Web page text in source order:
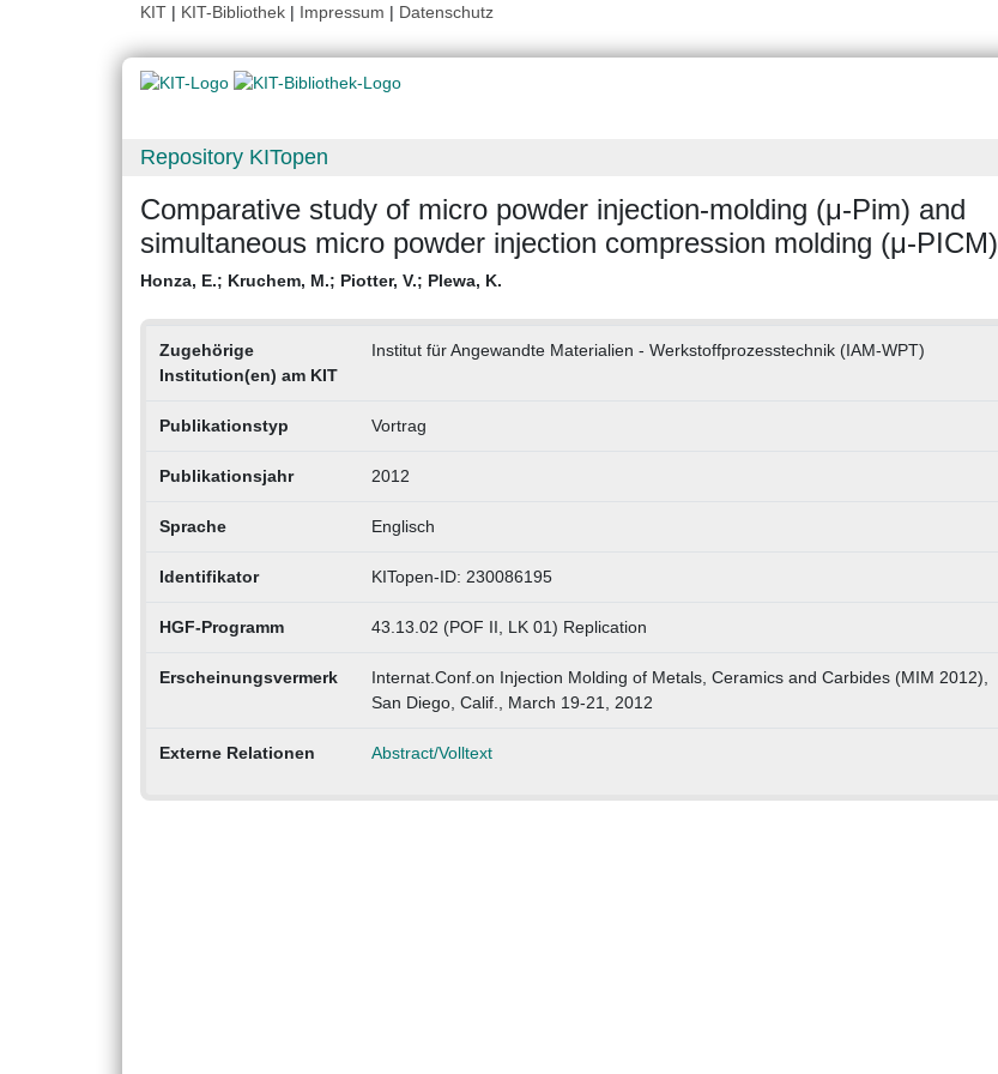
KIT | KIT-Bibliothek | Impressum | Datenschutz
Repository KITopen
Comparative study of micro powder injection-molding (μ-Pim) and
simultaneous micro powder injection compression molding (μ-PICM)
Honza, E.; Kruchem, M.; Piotter, V.; Plewa, K.
Zugehörige
Institution(en) am KIT
Institut für Angewandte Materialien - Werkstoffprozesstechnik (IAM-WPT)
Publikationstyp Vortrag
Publikationsjahr 2012
Sprache Englisch
Identifikator KITopen-ID: 230086195
HGF-Programm 43.13.02 (POF II, LK 01) Replication
Erscheinungsvermerk
Internat.Conf.on Injection Molding of Metals, Ceramics and Carbides (MIM 2012),
San Diego, Calif., March 19-21, 2012
Externe Relationen Abstract/Volltext